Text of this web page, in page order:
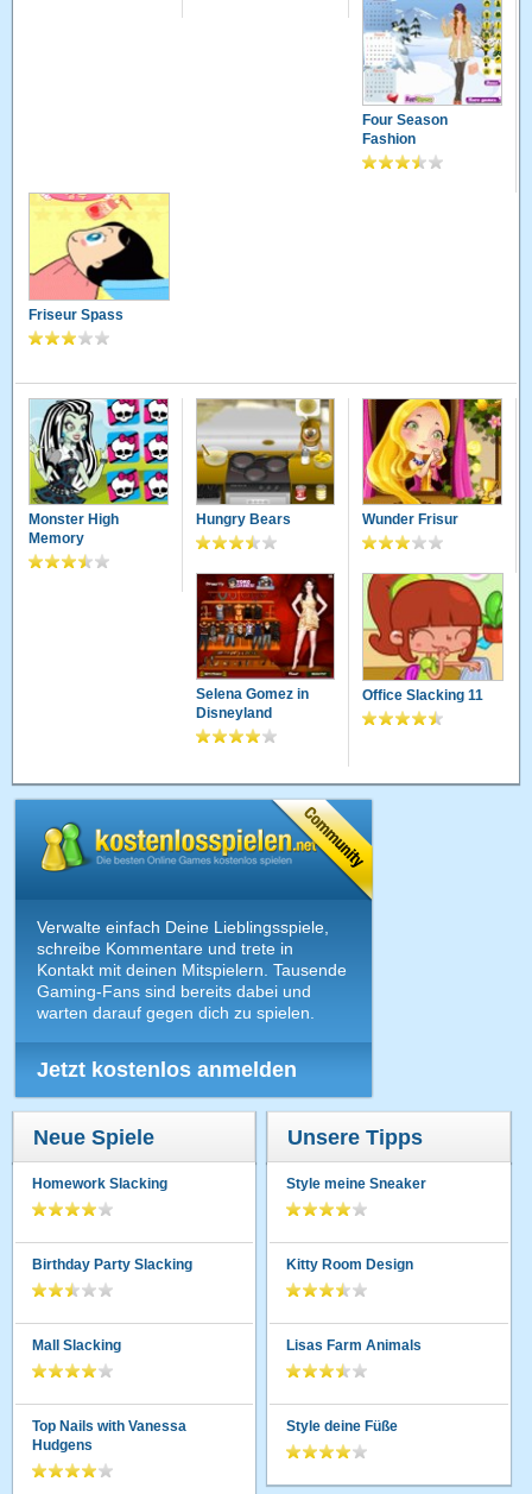
Four Season
Fashion
Friseur Spass
Monster High
Memory
Hungry Bears Wunder Frisur
Selena Gomez in
Disneyland
Office Slacking 11
Verwalte einfach Deine Lieblingsspiele,
schreibe Kommentare und trete in
Kontakt mit deinen Mitspielern. Tausende
Gaming-Fans sind bereits dabei und
warten darauf gegen dich zu spielen.
Jetzt kostenlos anmelden
Neue Spiele
Homework Slacking
Birthday Party Slacking
Mall Slacking
Top Nails with Vanessa
Hudgens
Unsere Tipps
Style meine Sneaker
Kitty Room Design
Lisas Farm Animals
Style deine Füße